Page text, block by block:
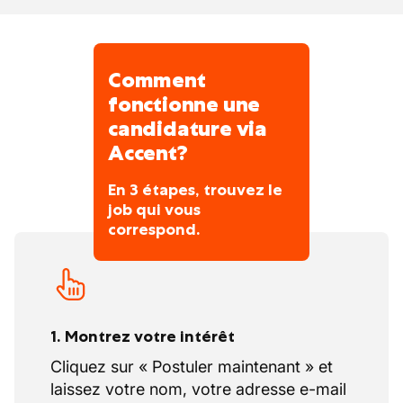
d’hygiène et de sécurité
Comment
fonctionne une
candidature via
Accent?
En 3 étapes, trouvez le
job qui vous
correspond.
1. Montrez votre intérêt
Cliquez sur « Postuler maintenant » et
laissez votre nom, votre adresse e-mail